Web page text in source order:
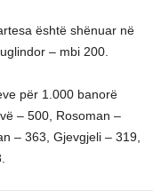
është shënuar në
– mbi 200.
për 1.000 banorë
– 500, Rosoman –
– 363, Gjevgjeli – 319,